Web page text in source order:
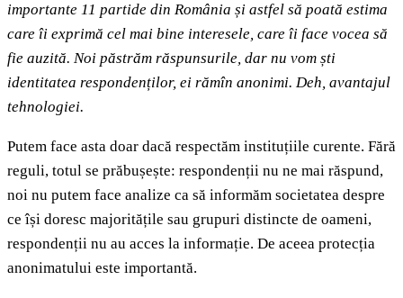
importante 11 partide din România și astfel să poată estima
care îi exprimă cel mai bine interesele, care îi face vocea să
fie auzită. Noi păstrăm răspunsurile, dar nu vom ști
identitatea respondenților, ei rămîn anonimi. Deh, avantajul
tehnologiei.
Putem face asta doar dacă respectăm instituțiile curente. Fără
reguli, totul se prăbușește: respondenții nu ne mai răspund,
noi nu putem face analize ca să informăm societatea despre
ce își doresc majoritățile sau grupuri distincte de oameni,
respondenții nu au acces la informație. De aceea protecția
anonimatului este importantă.